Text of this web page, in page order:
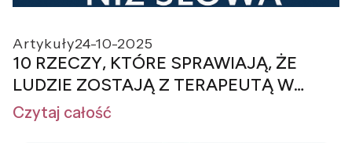
Artykuły24-10-2025
10 RZECZY, KTÓRE SPRAWIAJĄ, ŻE
LUDZIE ZOSTAJĄ Z TERAPEUTĄ W
KONTAKCIE
Czytaj całość